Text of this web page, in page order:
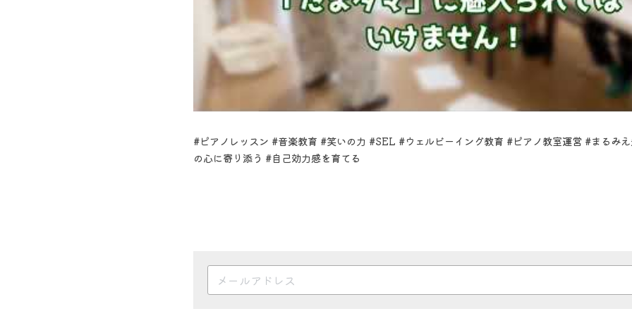
#ピアノレッスン #音楽教育 #笑いの力 #SEL #ウェルビーイング教育 #ピアノ教室運営 #まるみ
の心に寄り添う #自己効力感を育てる